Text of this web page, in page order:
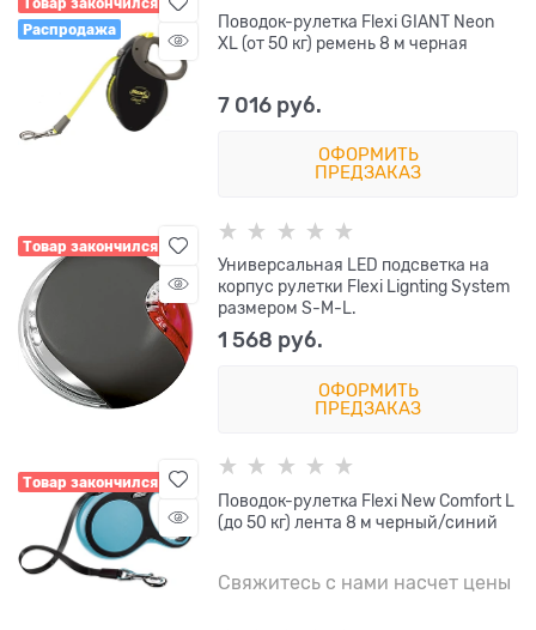
Товар закончился
Распродажа
Поводок-рулетка Flexi GIANT Neon
XL (от 50 кг) ремень 8 м черная
7 016 руб.
ОФОРМИТЬ
ПРЕДЗАКАЗ
Товар закончился
Универсальная LED подсветка на
корпус рулетки Flexi Lignting System
размером S-M-L.
1 568 руб.
ОФОРМИТЬ
ПРЕДЗАКАЗ
Товар закончился
Поводок-рулетка Flexi New Comfort L
(до 50 кг) лента 8 м черный/синий
Свяжитесь с нами насчет цены